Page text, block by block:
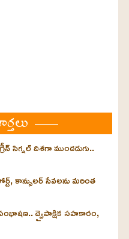
సిగ్నల్ దిశగా ముందడుగు..
కాన్సులర్ సేవలను మరింత
ద్వైపాక్షిక సహకారం,